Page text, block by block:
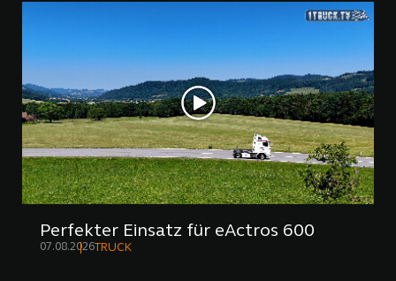
Perfekter Einsatz für eActros 600
07.08.2026 TRUCK